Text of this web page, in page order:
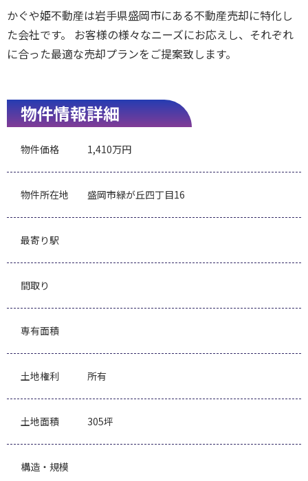
かぐや姫不動産は岩手県盛岡市にある不動産売却に特化し
た会社です。 お客様の様々なニーズにお応えし、それぞれ
に合った最適な売却プランをご提案致します。
物件情報詳細
物件価格 1,410万円
物件所在地 盛岡市緑が丘四丁目16
最寄り駅
間取り
専有面積
土地権利 所有
土地面積 305坪
構造・規模